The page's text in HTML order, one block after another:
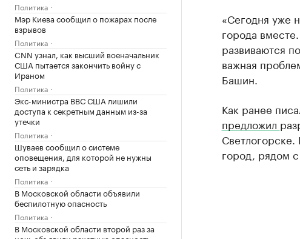
Политика
Мэр Киева сообщил о пожарах после
взрывов
Политика
CNN узнал, как высший военачальник
США пытается закончить войну с
Ираном
Политика
Экс-министра ВВС США лишили
доступа к секретным данным из-за
утечки
Политика
Шуваев сообщил о системе
оповещения, для которой не нужны
сеть и зарядка
Политика
В Московской области объявили
беспилотную опасность
Политика
В Московской области второй раз за
«Сегодня уже
города
развиваются
важная
Башин.
Как ранее
предложил
Светлогорске.
город, рядом с